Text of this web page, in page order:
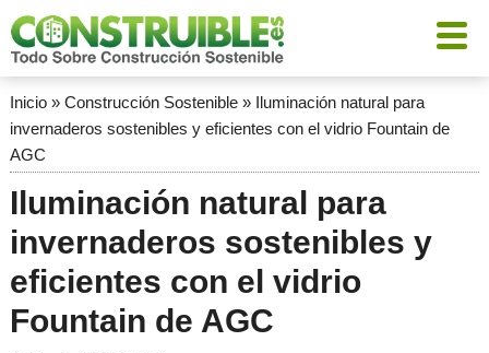
Inicio» Construcción Sostenible» Iluminación natural para
invernaderos sostenibles y eficientes con el vidrio Fountain de
AGC
Iluminación natural para
invernaderos sostenibles y
eficientes con el vidrio
Fountain de AGC